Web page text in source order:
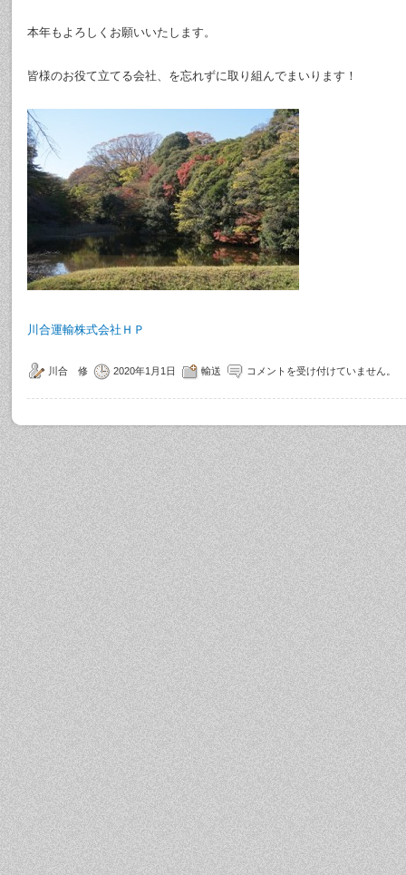
本年もよろしくお願いいたします。
皆様のお役て立てる会社、を忘れずに取り組んでまいります！
川合運輸株式会社ＨＰ
川合 修 2020年1月1日 輸送 コメントを受け付けていません。